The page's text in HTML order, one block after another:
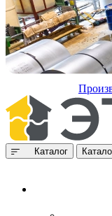
Каталог